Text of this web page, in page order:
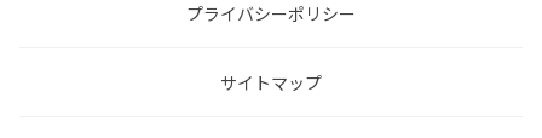
プライバシーポリシー
サイトマップ